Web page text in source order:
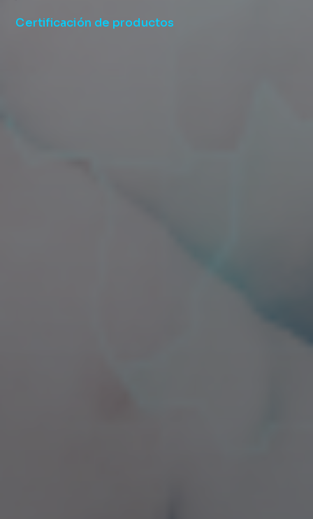
Certificación de productos